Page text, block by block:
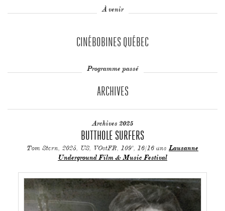
À venir
CINÉBOBINES QUÉBEC
Programme passé
ARCHIVES
Archives 2025
BUTTHOLE SURFERS
Tom Stern, 2025, US, VOstFR, 109', 16/16 ans Lausanne
Underground Film & Music Festival